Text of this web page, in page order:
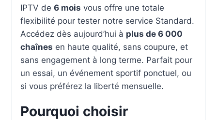
IPTV de 6 mois vous offre une totale
flexibilité pour tester notre service Standard.
Accédez dès aujourd’hui à plus de 6 000
chaînes en haute qualité, sans coupure, et
sans engagement à long terme. Parfait pour
un essai, un événement sportif ponctuel, ou
si vous préférez la liberté mensuelle.
Pourquoi choisir